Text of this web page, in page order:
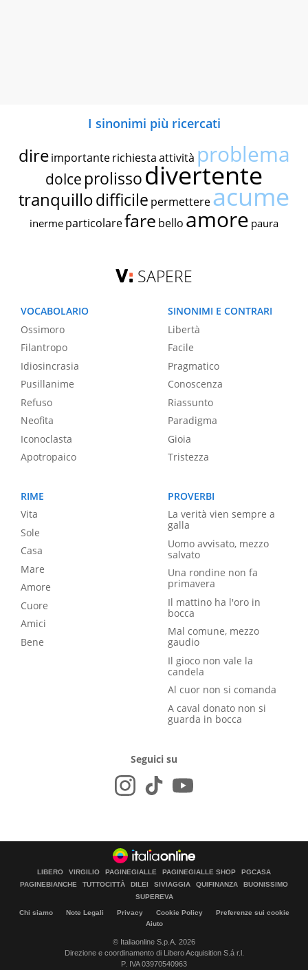
I sinonimi più ricercati
dire importante richiestaattività problema
dolce prolissodivertente
tranquillodifficile permettereacume
inerme particolarefare bello amore paura
SAPERE
VOCABOLARIO
Ossimoro
Filantropo
Idiosincrasia
Pusillanime
Refuso
Neofita
Iconoclasta
Apotropaico
SINONIMI E CONTRARI
Libertà
Facile
Pragmatico
Conoscenza
Riassunto
Paradigma
Gioia
Tristezza
RIME
Vita
Sole
Casa
Mare
Amore
Cuore
Amici
Bene
PROVERBI
La verità vien sempre a
galla
Uomo avvisato, mezzo
salvato
Una rondine non fa
primavera
Il mattino ha l'oro in
bocca
Mal comune, mezzo
gaudio
Il gioco non vale la
candela
Al cuor non si comanda
A caval donato non si
guarda in bocca
Seguici su
LIBERO VIRGILIO PAGINEGIALLE PAGINEGIALLE SHOP
PGCASA
PAGINEBIANCHE
TUTTOCITTÀ DILEI SIVIAGGIA QUIFINANZA
BUONISSIMO
SUPEREVA
Chi siamo Note Legali Privacy Cookie Policy
Preferenze sui cookie
Aiuto
© Italiaonline S.p.A. 2026
Direzione e coordinamento di Libero Acquisition S.á r.l.
P. IVA 03970540963